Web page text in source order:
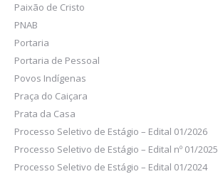
Paixão de Cristo
PNAB
Portaria
Portaria de Pessoal
Povos Indígenas
Praça do Caiçara
Prata da Casa
Processo Seletivo de Estágio – Edital 01/2026
Processo Seletivo de Estágio – Edital nº 01/2025
Processo Seletivo de Estágio – Edital 01/2024